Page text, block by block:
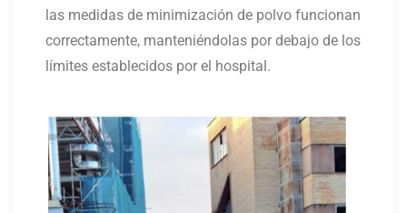
las medidas de minimización de polvo funcionan
correctamente, manteniéndolas por debajo de los
límites establecidos por el hospital.